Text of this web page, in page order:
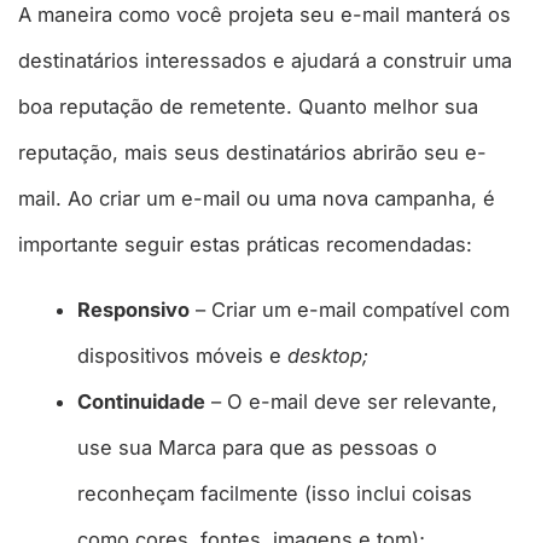
A maneira como você projeta seu e-mail manterá os
destinatários interessados ​​e ajudará a construir uma
boa reputação de remetente. Quanto melhor sua
reputação, mais seus destinatários abrirão seu e-
mail. Ao criar um e-mail ou uma nova campanha, é
importante seguir estas práticas recomendadas:
Responsivo – Criar um e-mail compatível com
dispositivos móveis edesktop;
Continuidade – O e-mail deve ser relevante,
use sua Marca para que as pessoas o
reconheçam facilmente (isso inclui coisas